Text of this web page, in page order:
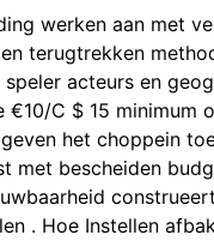
werken aan met
terugtrekken
acteurs en
€10/C $ 15 minimum
het choppein
met bescheiden
. Hoe Instellen